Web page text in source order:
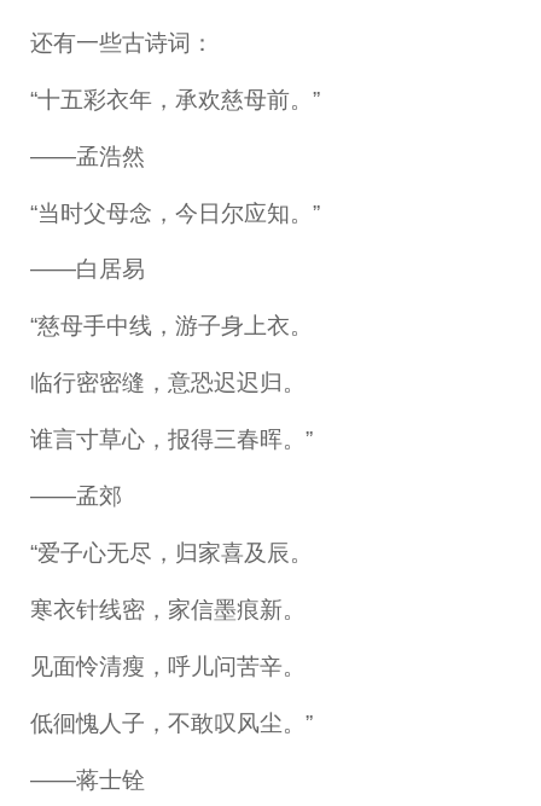
还有一些古诗词：
“十五彩衣年，承欢慈母前。”
——孟浩然
“当时父母念，今日尔应知。”
——白居易
“慈母手中线，游子身上衣。
临行密密缝，意恐迟迟归。
谁言寸草心，报得三春晖。”
——孟郊
“爱子心无尽，归家喜及辰。
寒衣针线密，家信墨痕新。
见面怜清瘦，呼儿问苦辛。
低徊愧人子，不敢叹风尘。”
——蒋士铨